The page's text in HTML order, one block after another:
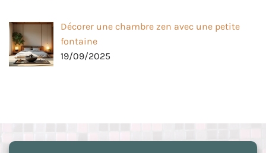
Décorer une chambre zen avec une petite
fontaine
19/09/2025